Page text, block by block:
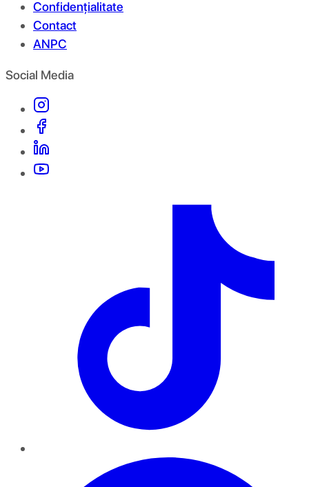
Confidențialitate
Contact
ANPC
Social Media